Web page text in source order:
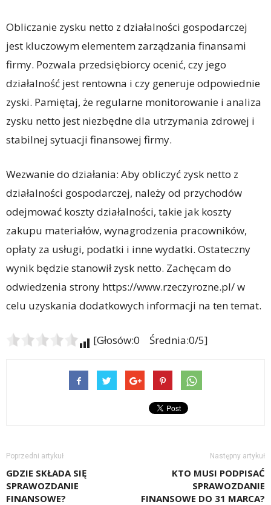
Obliczanie zysku netto z działalności gospodarczej
jest kluczowym elementem zarządzania finansami
firmy. Pozwala przedsiębiorcy ocenić, czy jego
działalność jest rentowna i czy generuje odpowiednie
zyski. Pamiętaj, że regularne monitorowanie i analiza
zysku netto jest niezbędne dla utrzymania zdrowej i
stabilnej sytuacji finansowej firmy.
Wezwanie do działania: Aby obliczyć zysk netto z
działalności gospodarczej, należy od przychodów
odejmować koszty działalności, takie jak koszty
zakupu materiałów, wynagrodzenia pracowników,
opłaty za usługi, podatki i inne wydatki. Ostateczny
wynik będzie stanowił zysk netto. Zachęcam do
odwiedzenia strony https://www.rzeczyrozne.pl/ w
celu uzyskania dodatkowych informacji na ten temat.
[Głosów:0 Średnia:0/5]
Poprzedni artykuł
GDZIE SKŁADA SIĘ
SPRAWOZDANIE
FINANSOWE?
Następny artykuł
KTO MUSI PODPISAĆ
SPRAWOZDANIE
FINANSOWE DO 31 MARCA?